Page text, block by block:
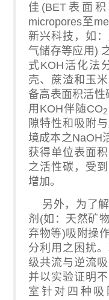
佳 (BET 表面
micropores至
新兴科技，如
气储存等应用)
式KOH 活化法
壳、蔗渣和玉
备高表面积活性
用 KOH伴随CO2
隙特性和吸附
境成本之NaOH
获得单位表面
之活性碳，受
增加。
另外，为了
剂 (如：天然矿
弃物等)吸附操
分利用之困扰
级共流与逆流
并以实验证明
室针对四种